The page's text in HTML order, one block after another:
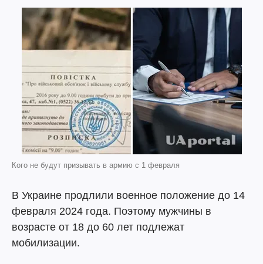
Кого не будут призывать в армию с 1 февраля
В Украине продлили военное положение до 14
февраля 2024 года. Поэтому мужчины в
возрасте от 18 до 60 лет подлежат
мобилизации.